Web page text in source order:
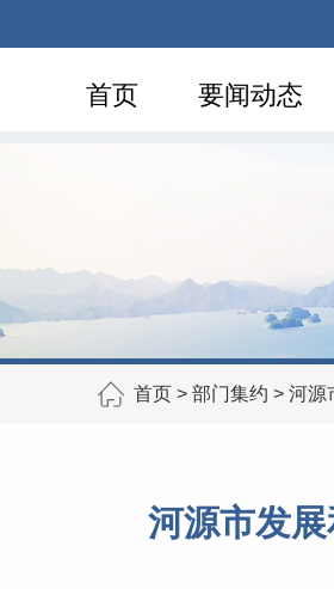
首页 要闻动态
首页 > 部门集约 > 河源
河源市发